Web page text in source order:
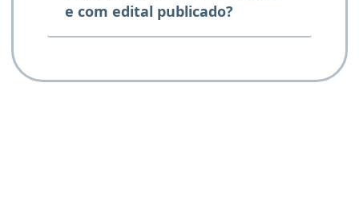
e com edital publicado?